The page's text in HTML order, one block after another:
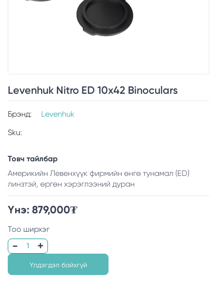
Levenhuk Nitro ED 10x42 Binoculars
Брэнд:
Levenhuk
Sku:
Товч тайлбар
Америкийн Левенхүүк фирмийн өнгө тунамал (ED)
линзтэй, өргөн хэрэглээний дуран
Үнэ: 879,000₮
Тоо ширхэг
Үлдэгдэл байхгүй